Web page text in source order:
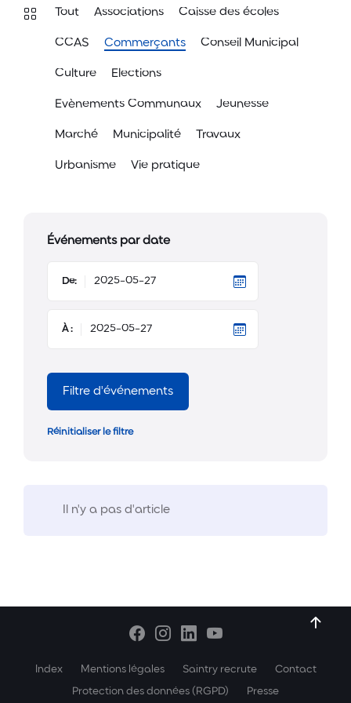
Tout Associations Caisse des écoles
CCAS Commerçants Conseil Municipal
Culture Elections
Evènements Communaux Jeunesse
Marché Municipalité Travaux
Urbanisme Vie pratique
Événements par date
De:
À :
Filtre d'événements
Réinitialiser le filtre
Il n'y a pas d'article
Index Mentions légales Saintry recrute
Contact
Protection des données (RGPD)
Presse